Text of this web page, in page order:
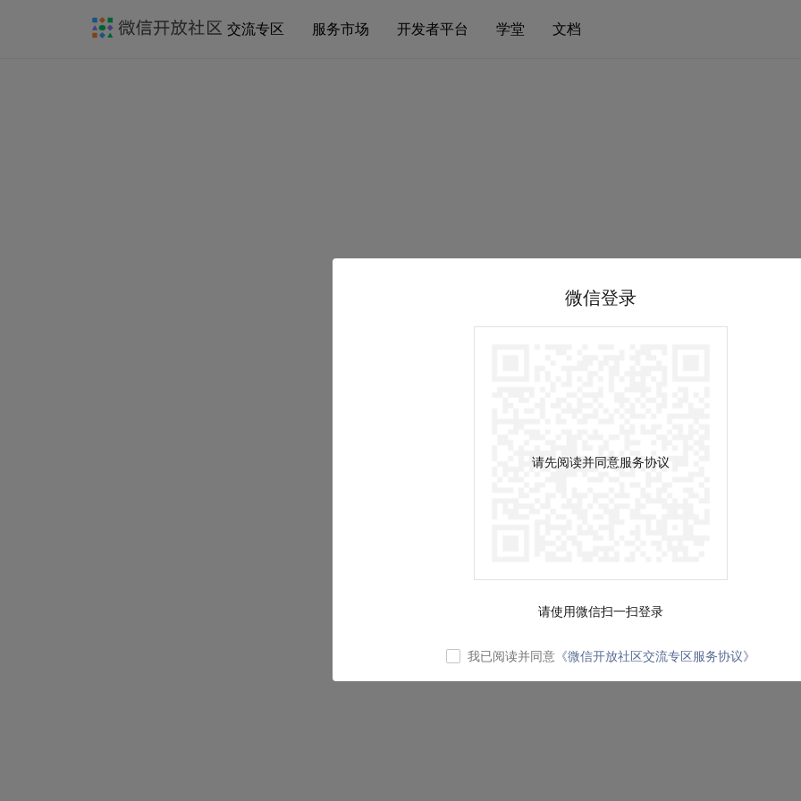
交流专区 服务市场 开发者平台 学堂 文档
微信登录
请先阅读并同意服务协议
请使用微信扫一扫登录
我已阅读并同意 《微信开放社区交流专区服务协议》